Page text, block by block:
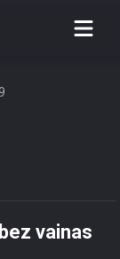
bez
vainas